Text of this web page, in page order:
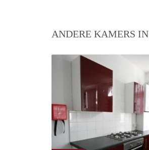
ANDERE KAMERS IN